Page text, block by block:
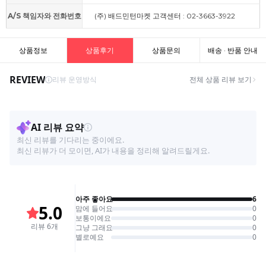
A/S 책임자와 전화번호 (주) 배드민턴마켓 고객센터 : 02-3663-3922
상품정보 상품후기 상품문의 배송 · 반품 안내